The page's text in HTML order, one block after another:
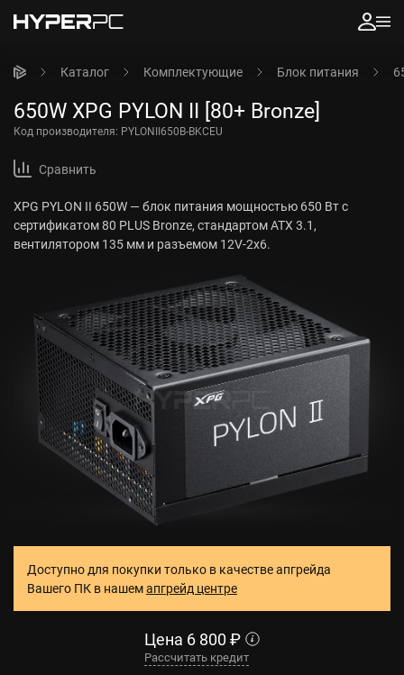
Каталог Комплектующие Блок питания
650W XPG PYLON II [80+ Bronze]
Код производителя: PYLONII650B-BKCEU
Сравнить
XPG PYLON II 650W — блок питания мощностью 650 Вт с
сертификатом 80 PLUS Bronze, стандартом ATX 3.1,
вентилятором 135 мм и разъемом 12V-2x6.
Доступно для покупки только в качестве апгрейда
Вашего ПК в нашемапгрейд центре
Цена 6 800 ₽
Рассчитать кредит